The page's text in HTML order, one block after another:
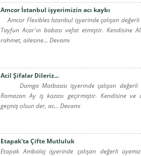
Amcor İstanbul işyerimizin acı kaybı
Amcor Flexibles İstanbul işyerinde çalışan değerli
Tayfun Acar'ın babası vefat etmiştir. Kendisine
rahmet, ailesine... Devamı
Acil Şifalar Dileriz...
Damga Matbaası işyerinde çalışan değerli
Ramazan Ay iş kazası geçirmiştir. Kendisine ve
geçmiş olsun der, ac... Devamı
Etapak'ta Çifte Mutluluk
Etapak Ambalaj işyerinde çalışan değerli